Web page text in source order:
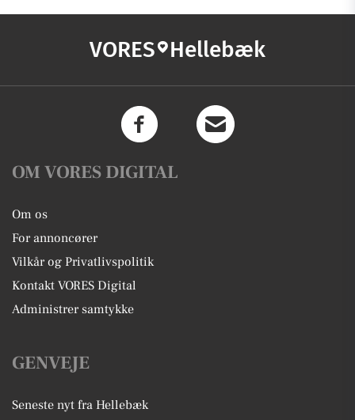
VORES Hellebæk
OM VORES DIGITAL
Om os
For annoncører
Vilkår og Privatlivspolitik
Kontakt VORES Digital
Administrer samtykke
GENVEJE
Seneste nyt fra Hellebæk